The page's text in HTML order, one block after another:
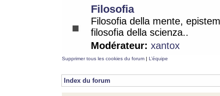
Filosofia
Filosofia della mente,
filosofia della scienza..
Modérateur: xantox
Supprimer tous les cookies du forum | L’équipe
Index du forum